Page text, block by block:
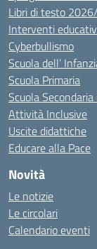
Libri di testo
Interventi
Cyberbullismo
Scuola dell’
Scuola Primaria
Scuola
Attività Inclusive
Uscite didattiche
Educare alla Pace
Novità
Le notizie
Le circolari
Calendario eventi